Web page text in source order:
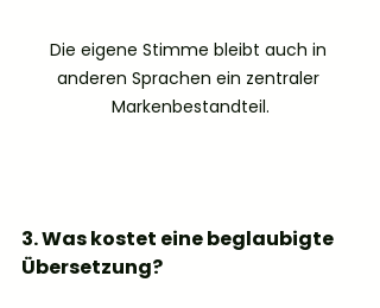
Die eigene Stimme bleibt auch in
anderen Sprachen ein zentraler
Markenbestandteil.
3. Was kostet eine beglaubigte
Übersetzung?